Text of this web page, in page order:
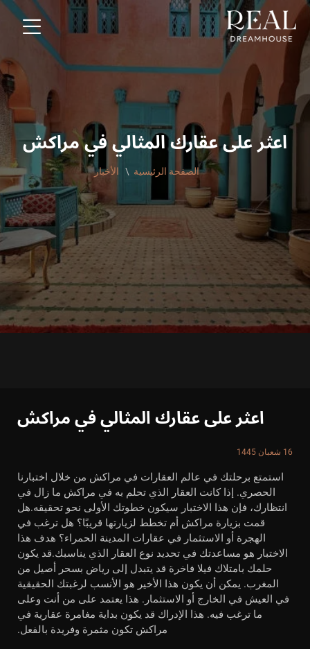
اعثر على عقارك المثالي في مراكش
الصفحة الرئيسية الأخبار
اعثر على عقارك المثالي في مراكش
16 شعبان 1445
استمتع برحلتك في عالم العقارات في مراكش من خلال اختبارنا
الحصري. إذا كانت العقار الذي تحلم به في مراكش ما زال في
انتظارك، فإن هذا الاختبار سيكون خطوتك الأولى نحو تحقيقه.هل
قمت بزيارة مراكش أم تخطط لزيارتها قريبًا؟ هل ترغب في
الهجرة أو الاستثمار في عقارات المدينة الحمراء؟ هدف هذا
الاختبار هو مساعدتك في تحديد نوع العقار الذي يناسبك.قد يكون
حلمك بامتلاك فيلا فاخرة قد يتبدل إلى رياض بسحر أصيل من
المغرب. يمكن أن يكون هذا الأخير هو الأنسب لرغبتك الحقيقية
في العيش في الخارج أو الاستثمار. هذا يعتمد على من أنت وعلى
ما ترغب فيه. هذا الإدراك قد يكون بداية مغامرة عقارية في
مراكش تكون مثمرة وفريدة بالفعل.